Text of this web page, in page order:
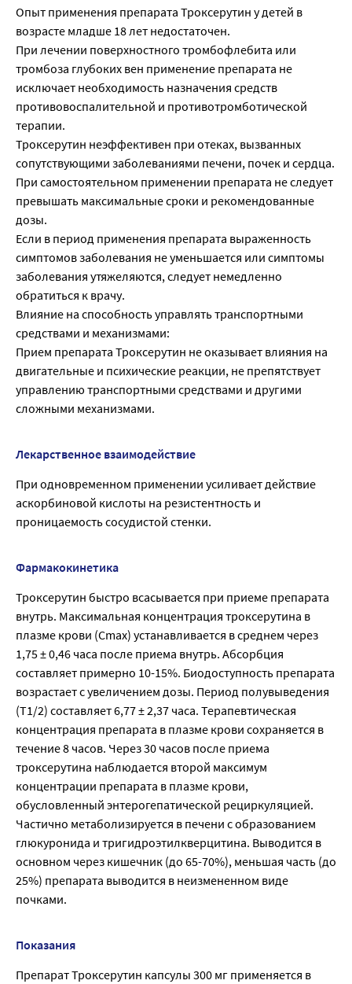
Опыт применения препарата Троксерутин у детей в
возрасте младше 18 лет недостаточен.
При лечении поверхностного тромбофлебита или
тромбоза глубоких вен применение препарата не
исключает необходимость назначения средств
противовоспалительной и противотромботической
терапии.
Троксерутин неэффективен при отеках, вызванных
сопутствующими заболеваниями печени, почек и сердца.
При самостоятельном применении препарата не следует
превышать максимальные сроки и рекомендованные
дозы.
Если в период применения препарата выраженность
симптомов заболевания не уменьшается или симптомы
заболевания утяжеляются, следует немедленно
обратиться к врачу.
Влияние на способность управлять транспортными
средствами и механизмами:
Прием препарата Троксерутин не оказывает влияния на
двигательные и психические реакции, не препятствует
управлению транспортными средствами и другими
сложными механизмами.
Лекарственное взаимодействие
При одновременном применении усиливает действие
аскорбиновой кислоты на резистентность и
проницаемость сосудистой стенки.
Фармакокинетика
Троксерутин быстро всасывается при приеме препарата
внутрь. Максимальная концентрация троксерутина в
плазме крови (Сmах) устанавливается в среднем через
1,75 ± 0,46 часа после приема внутрь. Абсорбция
составляет примерно 10-15%. Биодоступность препарата
возрастает с увеличением дозы. Период полувыведения
(Т1/2) составляет 6,77 ± 2,37 часа. Терапевтическая
концентрация препарата в плазме крови сохраняется в
течение 8 часов. Через 30 часов после приема
троксерутина наблюдается второй максимум
концентрации препарата в плазме крови,
обусловленный энтерогепатической рециркуляцией.
Частично метаболизируется в печени с образованием
глюкуронида и тригидроэтилкверцитина. Выводится в
основном через кишечник (до 65-70%), меньшая часть (до
25%) препарата выводится в неизмененном виде
почками.
Показания
Препарат Троксерутин капсулы 300 мг применяется в